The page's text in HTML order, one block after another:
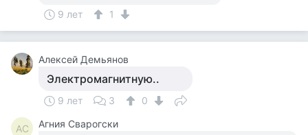
9 лет 1
Алексей Демьянов
Электромагнитную..
9 лет 3 0
АС Агния Сварогски